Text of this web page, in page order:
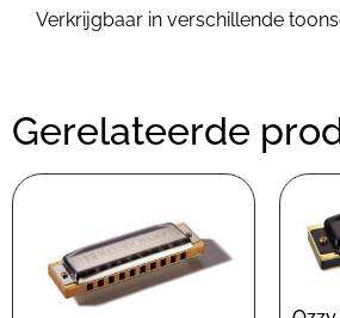
Verkrijgbaar in verschillende
Gerelateerde